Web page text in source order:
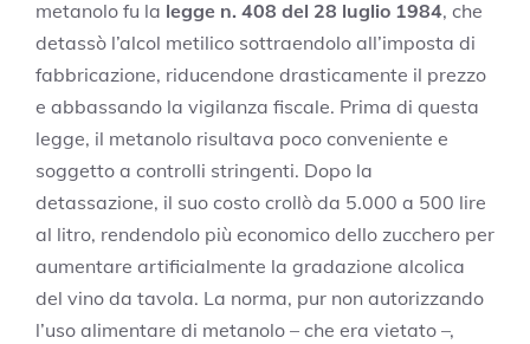
metanolo fu la legge n. 408 del 28 luglio 1984, che
detassò l’alcol metilico sottraendolo all’imposta di
fabbricazione, riducendone drasticamente il prezzo
e abbassando la vigilanza fiscale. Prima di questa
legge, il metanolo risultava poco conveniente e
soggetto a controlli stringenti. Dopo la
detassazione, il suo costo crollò da 5.000 a 500 lire
al litro, rendendolo più economico dello zucchero per
aumentare artificialmente la gradazione alcolica
del vino da tavola. La norma, pur non autorizzando
l’uso alimentare di metanolo – che era vietato –,